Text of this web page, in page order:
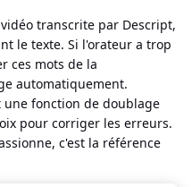
transcrite par Descript,
le texte. Si l'orateur a trop
ces mots de la
automatiquement.
une fonction de doublage
pour corriger les erreurs.
c'est la référence